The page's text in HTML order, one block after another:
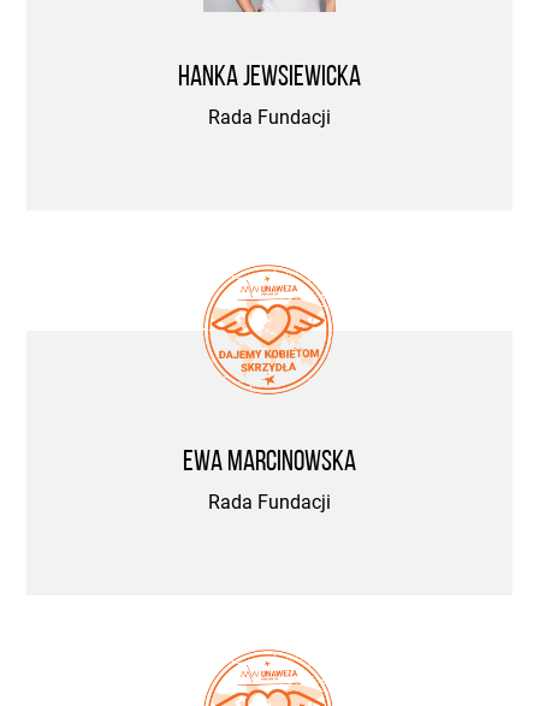
Hanka Jewsiewicka
Rada Fundacji
Ewa Marcinowska
Rada Fundacji